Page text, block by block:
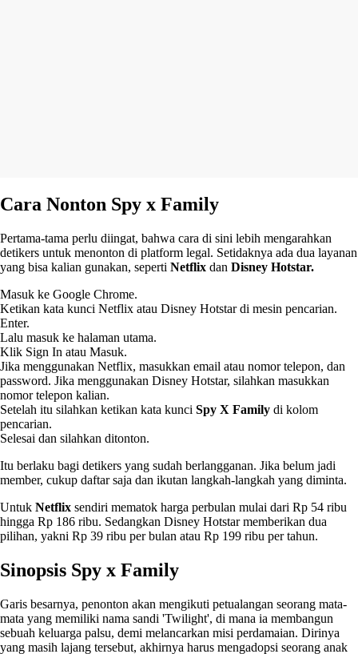
Cara Nonton Spy x Family
Pertama-tama perlu diingat, bahwa cara di sini lebih mengarahkan
detikers untuk menonton di platform legal. Setidaknya ada dua layanan
yang bisa kalian gunakan, seperti Netflix dan Disney Hotstar.
Masuk ke Google Chrome.
Ketikan kata kunci Netflix atau Disney Hotstar di mesin pencarian.
Enter.
Lalu masuk ke halaman utama.
Klik Sign In atau Masuk.
Jika menggunakan Netflix, masukkan email atau nomor telepon, dan
password. Jika menggunakan Disney Hotstar, silahkan masukkan
nomor telepon kalian.
Setelah itu silahkan ketikan kata kunci Spy X Family di kolom
pencarian.
Selesai dan silahkan ditonton.
Itu berlaku bagi detikers yang sudah berlangganan. Jika belum jadi
member, cukup daftar saja dan ikutan langkah-langkah yang diminta.
Untuk Netflix sendiri mematok harga perbulan mulai dari Rp 54 ribu
hingga Rp 186 ribu. Sedangkan Disney Hotstar memberikan dua
pilihan, yakni Rp 39 ribu per bulan atau Rp 199 ribu per tahun.
Sinopsis Spy x Family
Garis besarnya, penonton akan mengikuti petualangan seorang mata-
mata yang memiliki nama sandi 'Twilight', di mana ia membangun
sebuah keluarga palsu, demi melancarkan misi perdamaian. Dirinya
yang masih lajang tersebut, akhirnya harus mengadopsi seorang anak